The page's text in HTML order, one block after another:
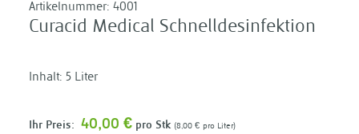
Artikelnummer: 4001
Curacid Medical Schnelldesinfektion
Inhalt: 5 Liter
Ihr Preis: 40,00 € pro Stk 8,00 € pro Liter